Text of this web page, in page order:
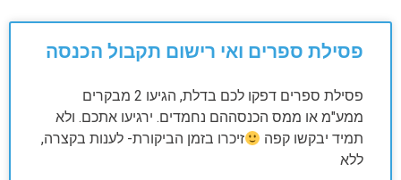
פסילת ספרים ואי רישום תקבול הכנסה
פסילת ספרים דפקו לכם בדלת, הגיעו 2 מבקרים
ממע"מ או ממס הכנסההם נחמדים. ירגיעו אתכם. ולא
תמיד יבקשו קפה
זיכרו בזמן הביקורת- לענות בקצרה,
ללא